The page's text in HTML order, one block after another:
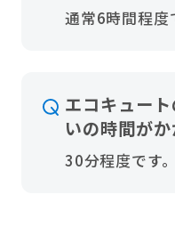
通常6時間程度
エコキュー
いの時間が
30分程度です。